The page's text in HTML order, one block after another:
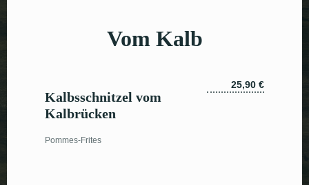
Vom Kalb
Kalbsschnitzel vom
Kalbrücken
Pommes-Frites
25,90 €